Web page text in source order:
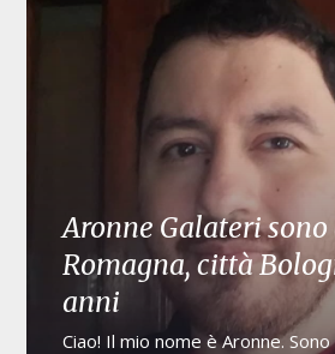
Aronne Galateri
Romagna, città
anni
Ciao! Il mio nome è Aronne.